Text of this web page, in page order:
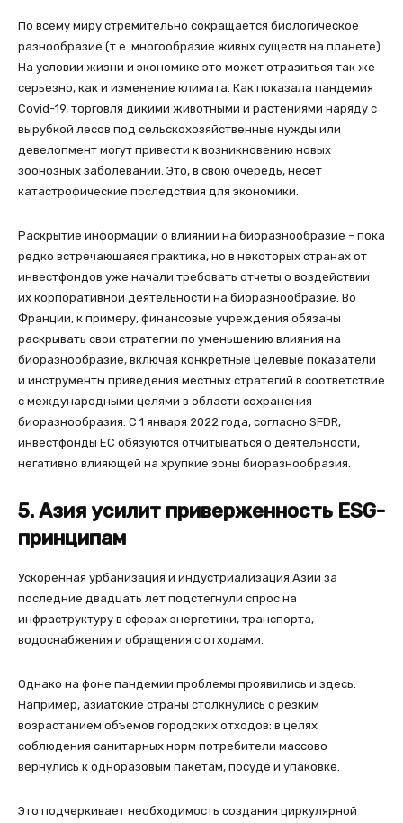
По всему миру стремительно сокращается биологическое
разнообразие (т.е. многообразие живых существ на планете).
На условии жизни и экономике это может отразиться так же
серьезно, как и изменение климата. Как показала пандемия
Covid-19, торговля дикими животными и растениями наряду с
вырубкой лесов под сельскохозяйственные нужды или
девелопмент могут привести к возникновению новых
зоонозных заболеваний. Это, в свою очередь, несет
катастрофические последствия для экономики.
Раскрытие информации о влиянии на биоразнообразие – пока
редко встречающаяся практика, но в некоторых странах от
инвестфондов уже начали требовать отчеты о воздействии
их корпоративной деятельности на биоразнообразие. Во
Франции, к примеру, финансовые учреждения обязаны
раскрывать свои стратегии по уменьшению влияния на
биоразнообразие, включая конкретные целевые показатели
и инструменты приведения местных стратегий в соответствие
с международными целями в области сохранения
биоразнообразия. С 1 января 2022 года, согласно SFDR,
инвестфонды ЕС обязуются отчитываться о деятельности,
негативно влияющей на хрупкие зоны биоразнообразия.
5. Азия усилит приверженность ESG-
принципам
Ускоренная урбанизация и индустриализация Азии за
последние двадцать лет подстегнули спрос на
инфраструктуру в сферах энергетики, транспорта,
водоснабжения и обращения с отходами.
Однако на фоне пандемии проблемы проявились и здесь.
Например, азиатские страны столкнулись с резким
возрастанием объемов городских отходов: в целях
соблюдения санитарных норм потребители массово
вернулись к одноразовым пакетам, посуде и упаковке.
Это подчеркивает необходимость создания циркулярной